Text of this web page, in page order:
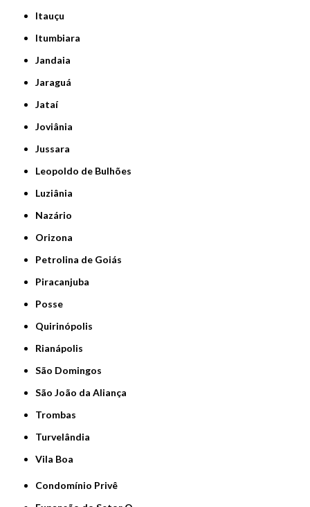
Itauçu
Itumbiara
Jandaia
Jaraguá
Jataí
Joviânia
Jussara
Leopoldo de Bulhões
Luziânia
Nazário
Orizona
Petrolina de Goiás
Piracanjuba
Posse
Quirinópolis
Rianápolis
São Domingos
São João da Aliança
Trombas
Turvelândia
Vila Boa
Condomínio Privê